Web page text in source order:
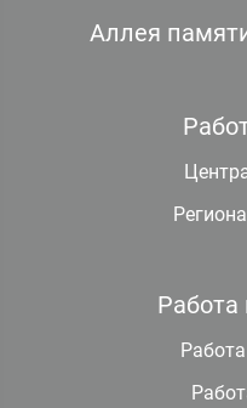
Аллея
Работа